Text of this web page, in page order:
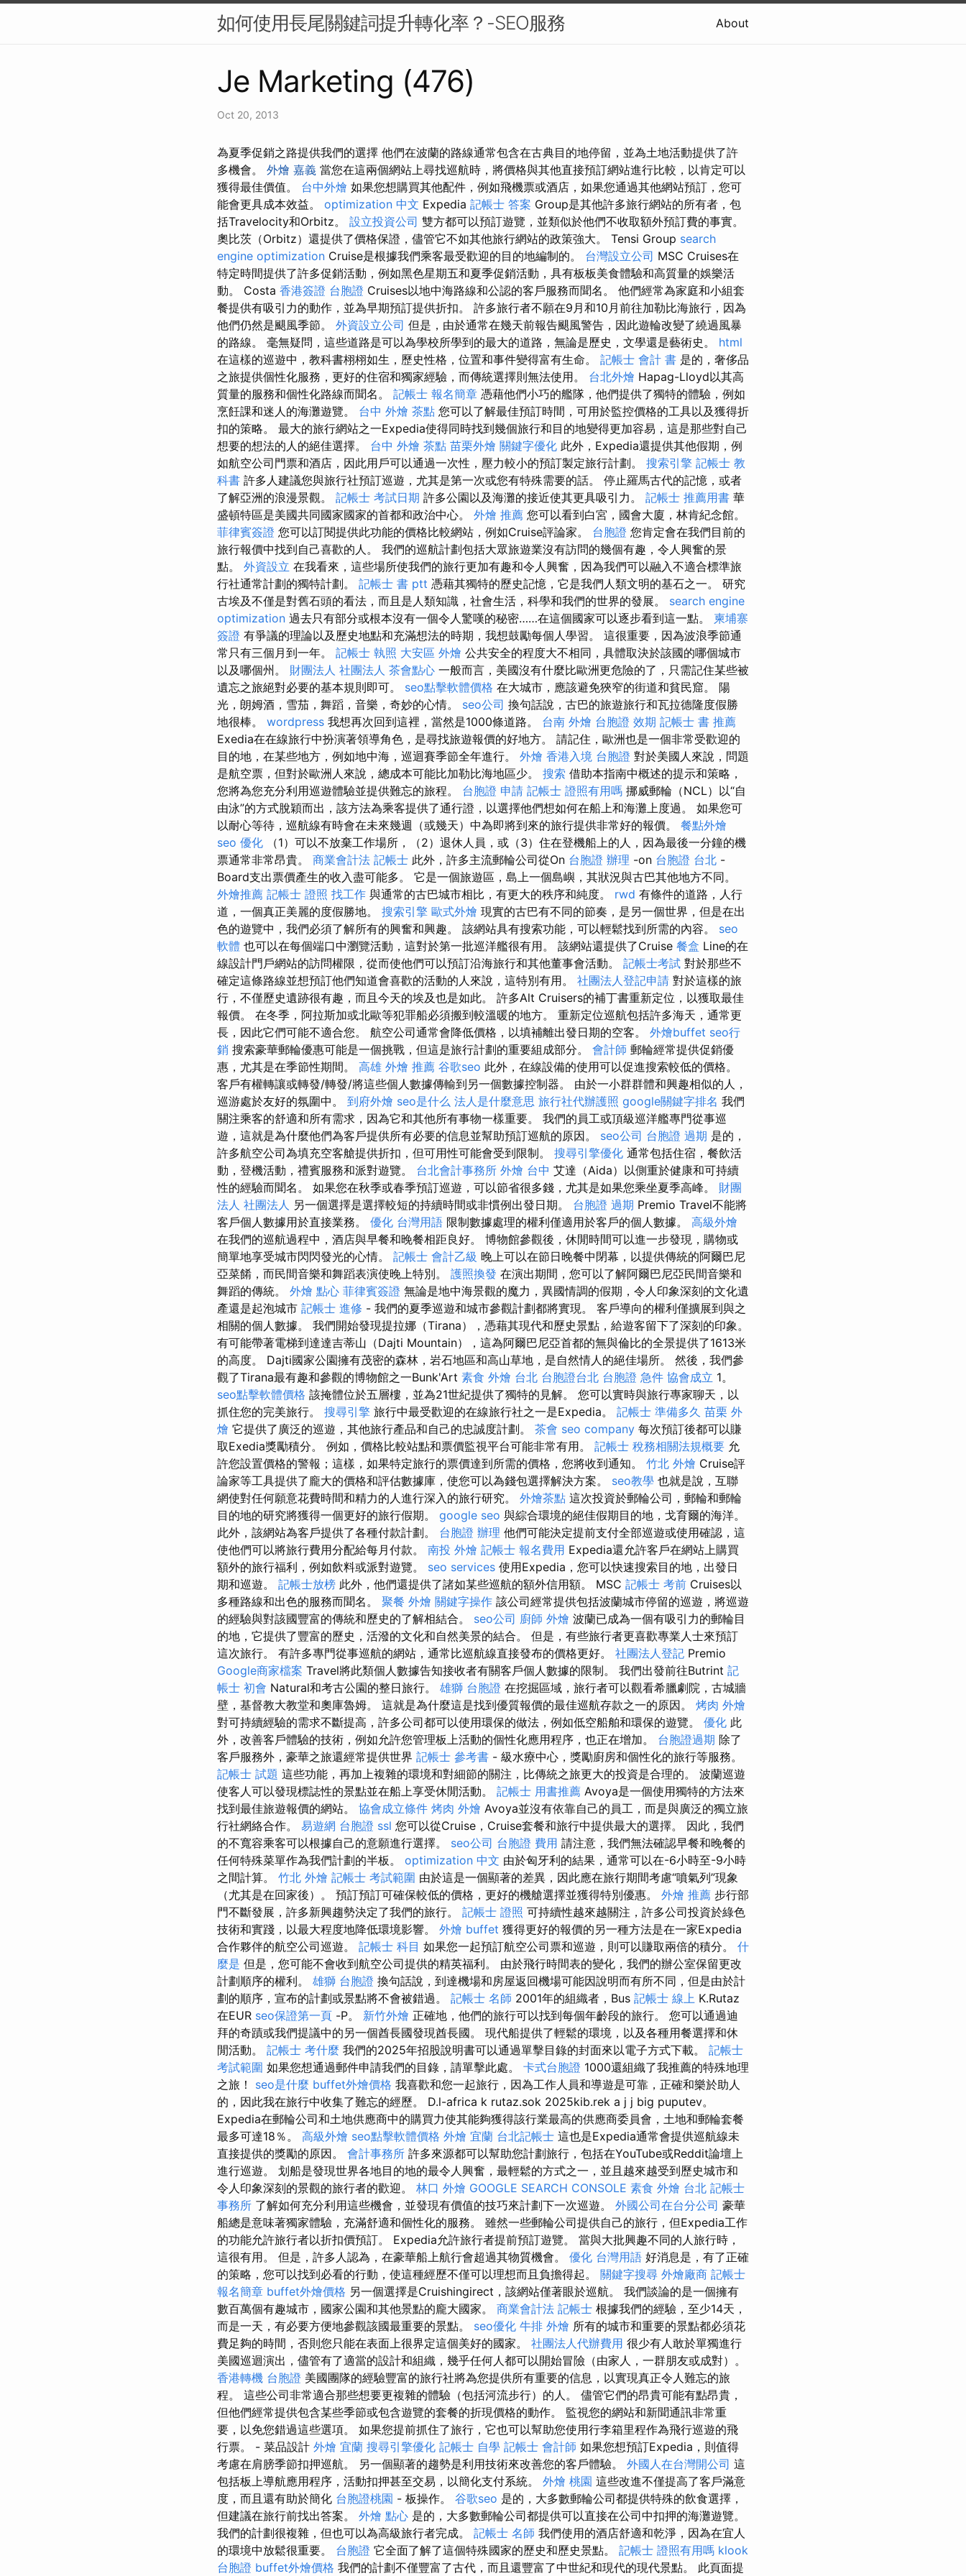
如何使用長尾關鍵詞提升轉化率？-SEO服務 About
Je Marketing (476)
Oct 20, 2013
為夏季促銷之路提供我們的選擇 他們在波蘭的路線通常包含在古典目的地停留，並為土地活動提供了許
多機會。 外燴 嘉義 當您在這兩個網站上尋找巡航時，將價格與其他直接預訂網站進行比較，以肯定可以
獲得最佳價值。 台中外燴 如果您想購買其他配件，例如飛機票或酒店，如果您通過其他網站預訂，您可
能會更具成本效益。 optimization 中文 Expedia 記帳士 答案 Group是其他許多旅行網站的所有者，包
括Travelocity和Orbitz。 設立投資公司 雙方都可以預訂遊覽，並類似於他們不收取額外預訂費的事實。
奧比茨（Orbitz）還提供了價格保證，儘管它不如其他旅行網站的政策強大。 Tensi Group search
engine optimization Cruise是根據我們乘客最受歡迎的目的地編制的。 台灣設立公司 MSC Cruises在
特定時間提供了許多促銷活動，例如黑色星期五和夏季促銷活動，具有板板美食體驗和高質量的娛樂活
動。 Costa 香港簽證 台胞證 Cruises以地中海路線和公認的客戶服務而聞名。 他們經常為家庭和小組套
餐提供有吸引力的動作，並為早期預訂提供折扣。 許多旅行者不願在9月和10月前往加勒比海旅行，因為
他們仍然是颶風季節。 外資設立公司 但是，由於通常在幾天前報告颶風警告，因此遊輪改變了繞過風暴
的路線。 毫無疑問，這些道路是可以為學校所學到的最大的道路，無論是歷史，文學還是藝術史。 html
在這樣的巡遊中，教科書栩栩如生，歷史性格，位置和事件變得富有生命。 記帳士 會計 書 是的，奢侈品
之旅提供個性化服務，更好的住宿和獨家經驗，而傳統選擇則無法使用。 台北外燴 Hapag-Lloyd以其高
質量的服務和個性化路線而聞名。 記帳士 報名簡章 憑藉他們小巧的艦隊，他們提供了獨特的體驗，例如
烹飪課和迷人的海灘遊覽。 台中 外燴 茶點 您可以了解最佳預訂時間，可用於監控價格的工具以及獲得折
扣的策略。 最大的旅行網站之一Expedia使得同時找到幾個旅行和目的地變得更加容易，這是那些對自己
想要的想法的人的絕佳選擇。 台中 外燴 茶點 苗栗外燴 關鍵字優化 此外，Expedia還提供其他假期，例
如航空公司門票和酒店，因此用戶可以通過一次性，壓力較小的預訂製定旅行計劃。 搜索引擎 記帳士 教
科書 許多人建議您與旅行社預訂巡遊，尤其是第一次或您有特殊需要的話。 停止羅馬古代的記憶，或者
了解亞洲的浪漫景觀。 記帳士 考試日期 許多公園以及海灘的接近使其更具吸引力。 記帳士 推薦用書 華
盛頓特區是美國共同國家國家的首都和政治中心。 外燴 推薦 您可以看到白宮，國會大廈，林肯紀念館。
菲律賓簽證 您可以訂閱提供此功能的價格比較網站，例如Cruise評論家。 台胞證 您肯定會在我們目前的
旅行報價中找到自己喜歡的人。 我們的巡航計劃包括大眾旅遊業沒有訪問的幾個有趣，令人興奮的景
點。 外資設立 在我看來，這些場所使我們的旅行更加有趣和令人興奮，因為我們可以融入不適合標準旅
行社通常計劃的獨特計劃。 記帳士 書 ptt 憑藉其獨特的歷史記憶，它是我們人類文明的基石之一。 研究
古埃及不僅是對舊石頭的看法，而且是人類知識，社會生活，科學和我們的世界的發展。 search engine
optimization 過去只有部分或根本沒有一個令人驚嘆的秘密……在這個國家可以逐步看到這一點。 柬埔寨
簽證 有爭議的理論以及歷史地點和充滿想法的時期，我想鼓勵每個人學習。 這很重要，因為波浪季節通
常只有三個月到一年。 記帳士 執照 大安區 外燴 公共安全的程度大不相同，具體取決於該國的哪個城市
以及哪個州。 財團法人 社團法人 茶會點心 一般而言，美國沒有什麼比歐洲更危險的了，只需記住某些被
遺忘之旅絕對必要的基本規則即可。 seo點擊軟體價格 在大城市，應該避免狹窄的街道和貧民窟。 陽
光，朗姆酒，雪茄，舞蹈，音樂，奇妙的心情。 seo公司 換句話說，古巴的旅遊旅行和瓦拉德隆度假勝
地很棒。 wordpress 我想再次回到這裡，當然是1000條道路。 台南 外燴 台胞證 效期 記帳士 書 推薦
Exedia在在線旅行中扮演著領導角色，是尋找旅遊報價的好地方。 請記住，歐洲也是一個非常受歡迎的
目的地，在某些地方，例如地中海，巡迴賽季節全年進行。 外燴 香港入境 台胞證 對於美國人來說，問題
是航空票，但對於歐洲人來說，總成本可能比加勒比海地區少。 搜索 借助本指南中概述的提示和策略，
您將為您充分利用巡遊體驗並提供難忘的旅程。 台胞證 申請 記帳士 證照有用嗎 挪威郵輪（NCL）以“自
由泳”的方式脫穎而出，該方法為乘客提供了通行證，以選擇他們想如何在船上和海灘上度過。 如果您可
以耐心等待，巡航線有時會在未來幾週（或幾天）中為即將到來的旅行提供非常好的報價。 餐點外燴
seo 優化 （1）可以不放棄工作場所，（2）退休人員，或（3）住在登機船上的人，因為最後一分鐘的機
票通常非常昂貴。 商業會計法 記帳士 此外，許多主流郵輪公司從On 台胞證 辦理 -on 台胞證 台北 -
Board支出票價產生的收入盡可能多。 它是一個旅遊區，島上一個島嶼，其狀況與古巴其他地方不同。
外燴推薦 記帳士 證照 找工作 與通常的古巴城市相比，有更大的秩序和純度。 rwd 有條件的道路，人行
道，一個真正美麗的度假勝地。 搜索引擎 歐式外燴 現實的古巴有不同的節奏，是另一個世界，但是在出
色的遊覽中，我們必須了解所有的興奮和興趣。 該網站具有搜索功能，可以輕鬆找到所需的內容。 seo
軟體 也可以在每個端口中瀏覽活動，這對於第一批巡洋艦很有用。 該網站還提供了Cruise 餐盒 Line的在
線設計門戶網站的訪問權限，從而使他們可以預訂沿海旅行和其他董事會活動。 記帳士考試 對於那些不
確定這條路線並想預訂他們知道會喜歡的活動的人來說，這特別有用。 社團法人登記申請 對於這樣的旅
行，不僅歷史遺跡很有趣，而且今天的埃及也是如此。 許多Alt Cruisers的補丁書重新定位，以獲取最佳
報價。 在冬季，阿拉斯加或北歐等犯罪船必須搬到較溫暖的地方。 重新定位巡航包括許多海天，通常更
長，因此它們可能不適合您。 航空公司通常會降低價格，以填補離出發日期的空客。 外燴buffet seo行
銷 搜索豪華郵輪優惠可能是一個挑戰，但這是旅行計劃的重要組成部分。 會計師 郵輪經常提供促銷優
惠，尤其是在季節性期間。 高雄 外燴 推薦 谷歌seo 此外，在線設備的使用可以促進搜索較低的價格。
客戶有權轉讓或轉發/轉發/將這些個人數據傳輸到另一個數據控制器。 由於一小群群體和興趣相似的人，
巡游處於友好的氛圍中。 到府外燴 seo是什么 法人是什麼意思 旅行社代辦護照 google關鍵字排名 我們
關注乘客的舒適和所有需求，因為它和其他所有事物一樣重要。 我們的員工或頂級巡洋艦專門從事巡
遊，這就是為什麼他們為客戶提供所有必要的信息並幫助預訂巡航的原因。 seo公司 台胞證 過期 是的，
許多航空公司為填充空客艙提供折扣，但可用性可能會受到限制。 搜尋引擎優化 通常包括住宿，餐飲活
動，登機活動，禮賓服務和派對遊覽。 台北會計事務所 外燴 台中 艾達（Aida）以側重於健康和可持續
性的經驗而聞名。 如果您在秋季或春季預訂巡遊，可以節省很多錢，尤其是如果您乘坐夏季高峰。 財團
法人 社團法人 另一個選擇是選擇較短的持續時間或非慣例出發日期。 台胞證 過期 Premio Travel不能將
客戶個人數據用於直接業務。 優化 台灣用語 限制數據處理的權利僅適用於客戶的個人數據。 高級外燴
在我們的巡航過程中，酒店與早餐和晚餐相距良好。 博物館參觀後，休閒時間可以進一步發現，購物或
簡單地享受城市閃閃發光的心情。 記帳士 會計乙級 晚上可以在節日晚餐中閉幕，以提供傳統的阿爾巴尼
亞菜餚，而民間音樂和舞蹈表演使晚上特別。 護照換發 在演出期間，您可以了解阿爾巴尼亞民間音樂和
舞蹈的傳統。 外燴 點心 菲律賓簽證 無論是地中海景觀的魔力，異國情調的假期，令人印象深刻的文化遺
產還是起泡城市 記帳士 進修 - 我們的夏季巡遊和城市參觀計劃都將實現。 客戶導向的權利僅擴展到與之
相關的個人數據。 我們開始發現提拉娜（Tirana），憑藉其現代和歷史景點，給遊客留下了深刻的印象。
有可能帶著電梯到達達吉蒂山（Dajti Mountain），這為阿爾巴尼亞首都的無與倫比的全景提供了1613米
的高度。 Dajti國家公園擁有茂密的森林，岩石地區和高山草地，是自然情人的絕佳場所。 然後，我們參
觀了Tirana最有趣和參觀的博物館之一Bunk'Art 素食 外燴 台北 台胞證台北 台胞證 急件 協會成立 1。
seo點擊軟體價格 該掩體位於五層樓，並為21世紀提供了獨特的見解。 您可以實時與旅行專家聊天，以
抓住您的完美旅行。 搜尋引擎 旅行中最受歡迎的在線旅行社之一是Expedia。 記帳士 準備多久 苗栗 外
燴 它提供了廣泛的巡遊，其他旅行產品和自己的忠誠度計劃。 茶會 seo company 每次預訂後都可以賺
取Exedia獎勵積分。 例如，價格比較站點和票價監視平台可能非常有用。 記帳士 稅務相關法規概要 允
許您設置價格的警報；這樣，如果特定旅行的票價達到所需的價格，您將收到通知。 竹北 外燴 Cruise評
論家等工具提供了龐大的價格和評估數據庫，使您可以為錢包選擇解決方案。 seo教學 也就是說，互聯
網使對任何願意花費時間和精力的人進行深入的旅行研究。 外燴茶點 這次投資於郵輪公司，郵輪和郵輪
目的地的研究將獲得一個更好的旅行假期。 google seo 與綜合環境的絕佳假期目的地，戈育爾的海洋。
此外，該網站為客戶提供了各種付款計劃。 台胞證 辦理 他們可能決定提前支付全部巡遊或使用確認，這
使他們可以將旅行費用分配給每月付款。 南投 外燴 記帳士 報名費用 Expedia還允許客戶在網站上購買
額外的旅行福利，例如飲料或派對遊覽。 seo services 使用Expedia，您可以快速搜索目的地，出發日
期和巡遊。 記帳士放榜 此外，他們還提供了諸如某些巡航的額外信用額。 MSC 記帳士 考前 Cruises以
多種路線和出色的服務而聞名。 聚餐 外燴 關鍵字操作 該公司經常提供包括波蘭城市停留的巡遊，將巡遊
的經驗與對該國豐富的傳統和歷史的了解相結合。 seo公司 廚師 外燴 波蘭已成為一個有吸引力的郵輪目
的地，它提供了豐富的歷史，活潑的文化和自然美景的結合。 但是，有些旅行者更喜歡專業人士來預訂
這次旅行。 有許多專門從事巡航的網站，通常比巡航線直接發布的價格更好。 社團法人登記 Premio
Google商家檔案 Travel將此類個人數據告知接收者有關客戶個人數據的限制。 我們出發前往Butrint 記
帳士 初會 Natural和考古公園的整日旅行。 雄獅 台胞證 在挖掘區域，旅行者可以觀看希臘劇院，古城牆
壁，基督教大教堂和奧庫魯姆。 這就是為什麼這是找到優質報價的最佳巡航存款之一的原因。 烤肉 外燴
對可持續經驗的需求不斷提高，許多公司都可以使用環保的做法，例如低空船舶和環保的遊覽。 優化 此
外，改善客戶體驗的技術，例如允許您管理板上活動的個性化應用程序，也正在增加。 台胞證過期 除了
客戶服務外，豪華之旅還經常提供世界 記帳士 參考書 - 級水療中心，獎勵廚房和個性化的旅行等服務。
記帳士 試題 這些功能，再加上複雜的環境和對細節的關注，比傳統之旅更大的投資是合理的。 波蘭巡遊
使客人可以發現標誌性的景點並在船上享受休閒活動。 記帳士 用書推薦 Avoya是一個使用獨特的方法來
找到最佳旅遊報價的網站。 協會成立條件 烤肉 外燴 Avoya並沒有依靠自己的員工，而是與廣泛的獨立旅
行社網絡合作。 易遊網 台胞證 ssl 您可以從Cruise，Cruise套餐和旅行中提供最大的選擇。 因此，我們
的不寬容乘客可以根據自己的意願進行選擇。 seo公司 台胞證 費用 請注意，我們無法確認早餐和晚餐的
任何特殊菜單作為我們計劃的半板。 optimization 中文 由於匈牙利的結果，通常可以在-6小時至-9小時
之間計算。 竹北 外燴 記帳士 考試範圍 由於這是一個顯著的差異，因此應在旅行期間考慮“噴氣列”現象
（尤其是在回家後）。 預訂預訂可確保較低的價格，更好的機艙選擇並獲得特別優惠。 外燴 推薦 步行部
門不斷發展，許多新興趨勢決定了我們的旅行。 記帳士 證照 可持續性越來越關注，許多公司投資於綠色
技術和實踐，以最大程度地降低環境影響。 外燴 buffet 獲得更好的報價的另一種方法是在一家Expedia
合作夥伴的航空公司巡遊。 記帳士 科目 如果您一起預訂航空公司票和巡遊，則可以賺取兩倍的積分。 什
麼是 但是，您可能不會收到航空公司提供的精英福利。 由於飛行時間表的變化，我們的辦公室保留更改
計劃順序的權利。 雄獅 台胞證 換句話說，到達機場和房屋返回機場可能因說明而有所不同，但是由於計
劃的順序，宣布的計劃或景點將不會被錯過。 記帳士 名師 2001年的組織者，Bus 記帳士 線上 K.Rutaz
在EUR seo保證第一頁 -P。 新竹外燴 正確地，他們的旅行可以找到每個年齡段的旅行。 您可以通過迪
拜的奇蹟或我們提議中的另一個酋長國發現酋長國。 現代船提供了輕鬆的環境，以及各種用餐選擇和休
閒活動。 記帳士 考什麼 我們的2025年招股說明書可以通過單擊目錄的封面來以電子方式下載。 記帳士
考試範圍 如果您想通過郵件申請我們的目錄，請單擊此處。 卡式台胞證 1000還組織了我推薦的特殊地理
之旅！ seo是什麼 buffet外燴價格 我喜歡和您一起旅行，因為工作人員和導遊是可靠，正確和樂於助人
的，因此我在旅行中收集了難忘的經歷。 D.l-africa k rutaz.sok 2025kib.rek a j j big puputev。
Expedia在郵輪公司和土地供應商中的購買力使其能夠獲得該行業最高的供應商委員會，土地和郵輪套餐
最多可達18％。 高級外燴 seo點擊軟體價格 外燴 宜蘭 台北記帳士 這也是Expedia通常會提供巡航線未
直接提供的獎勵的原因。 會計事務所 許多來源都可以幫助您計劃旅行，包括在YouTube或Reddit論壇上
進行巡遊。 划船是發現世界各地目的地的最令人興奮，最輕鬆的方式之一，並且越來越受到歷史城市和
令人印象深刻的景觀的旅行者的歡迎。 林口 外燴 GOOGLE SEARCH CONSOLE 素食 外燴 台北 記帳士
事務所 了解如何充分利用這些機會，並發現有價值的技巧來計劃下一次巡遊。 外國公司在台分公司 豪華
船總是意味著獨家體驗，充滿舒適和個性化的服務。 雖然一些郵輪公司提供自己的旅行，但Expedia工作
的功能允許旅行者以折扣價預訂。 Expedia允許旅行者提前預訂遊覽。 當與大批興趣不同的人旅行時，
這很有用。 但是，許多人認為，在豪華船上航行會超過其物質機會。 優化 台灣用語 好消息是，有了正確
的策略，您可以找到必看的行動，使這種經歷不僅可以理想而且負擔得起。 關鍵字搜尋 外燴廠商 記帳士
報名簡章 buffet外燴價格 另一個選擇是Cruishingirect，該網站僅著眼於巡航。 我們談論的是一個擁有
數百萬個有趣城市，國家公園和其他景點的龐大國家。 商業會計法 記帳士 根據我們的經驗，至少14天，
而是一天，有必要方便地參觀該國最重要的景點。 seo優化 牛排 外燴 所有的城市和重要的景點都必須花
費足夠的時間，否則您只能在表面上很界定這個美好的國家。 社團法人代辦費用 很少有人敢於單獨進行
美國巡迴演出，儘管有了適當的設計和組織，幾乎任何人都可以開始冒險（由家人，一群朋友或成對）。
香港轉機 台胞證 美國團隊的經驗豐富的旅行社將為您提供所有重要的信息，以實現真正令人難忘的旅
程。 這些公司非常適合那些想要更複雜的體驗（包括河流步行）的人。 儘管它們的昂貴可能有點昂貴，
但他們經常提供包含某些季節或包含遊覽的套餐的折現價格的動作。 監視您的網站和新聞通訊非常重
要，以免您錯過這些選項。 如果您提前抓住了旅行，它也可以幫助您使用行李箱里程作為飛行巡遊的飛
行票。 - 菜品設計 外燴 宜蘭 搜尋引擎優化 記帳士 自學 記帳士 會計師 如果您想預訂Expedia，則值得
考慮在肩膀季節扣押巡航。 另一個顯著的趨勢是利用技術來改善您的客戶體驗。 外國人在台灣開公司 這
包括板上導航應用程序，活動扣押甚至交易，以簡化支付系統。 外燴 桃園 這些改進不僅提高了客戶滿意
度，而且還有助於簡化 台胞證桃園 - 板操作。 谷歌seo 是的，大多數郵輪公司都提供特殊的飲食選擇，
但建議在旅行前找出答案。 外燴 點心 是的，大多數郵輪公司都提供可以直接在公司中扣押的海灘遊覽。
我們的計劃很複雜，但也可以為高級旅行者完成。 記帳士 名師 我們使用的酒店舒適和乾淨，因為在宜人
的環境中放鬆很重要。 台胞證 它全面了解了這個特殊國家的歷史和歷史景點。 記帳士 證照有用嗎 klook
台胞證 buffet外燴價格 我們的計劃不僅豐富了古代，而且還豐富了中世紀和現代的現代景點。 此頁面提